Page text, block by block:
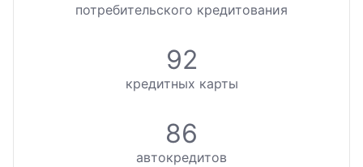
потребительского кредитования
92
кредитных карты
86
автокредитов